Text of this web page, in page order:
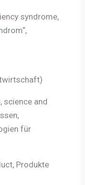
syndrome,
science and
für
Produkte